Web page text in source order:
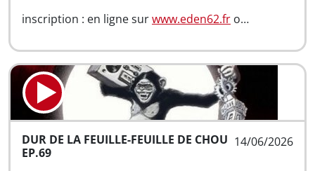
inscription : en ligne surwww.eden62.fr o…
14/06/2026
DUR DE LA FEUILLE-FEUILLE DE CHOU
EP.69